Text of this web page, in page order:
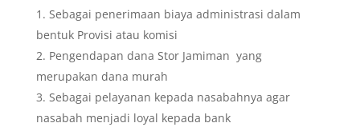
Sebagai penerimaan biaya administrasi dalam
bentuk Provisi atau komisi
Pengendapan dana Stor Jamiman yang
merupakan dana murah
Sebagai pelayanan kepada nasabahnya agar
nasabah menjadi loyal kepada bank